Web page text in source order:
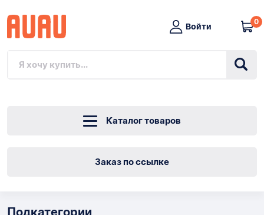
Войти
0
Каталог товаров
Заказ по ссылке
Подкатегории